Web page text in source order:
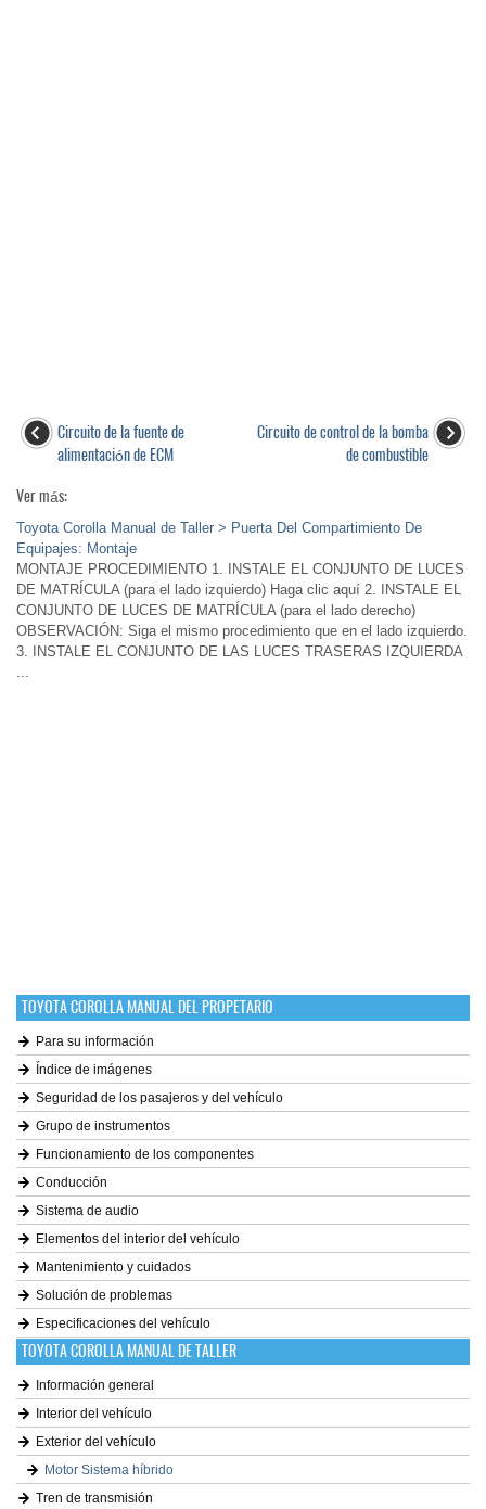
Circuito de la fuente de
alimentación de ECM
Circuito de control de la bomba
de combustible
Ver más:
Toyota Corolla Manual de Taller > Puerta Del Compartimiento De
Equipajes: Montaje
MONTAJE PROCEDIMIENTO 1. INSTALE EL CONJUNTO DE LUCES
DE MATRÍCULA (para el lado izquierdo) Haga clic aquí 2. INSTALE EL
CONJUNTO DE LUCES DE MATRÍCULA (para el lado derecho)
OBSERVACIÓN: Siga el mismo procedimiento que en el lado izquierdo.
3. INSTALE EL CONJUNTO DE LAS LUCES TRASERAS IZQUIERDA
...
TOYOTA COROLLA MANUAL DEL PROPETARIO
Para su información
Índice de imágenes
Seguridad de los pasajeros y del vehículo
Grupo de instrumentos
Funcionamiento de los componentes
Conducción
Sistema de audio
Elementos del interior del vehículo
Mantenimiento y cuidados
Solución de problemas
Especificaciones del vehículo
TOYOTA COROLLA MANUAL DE TALLER
Información general
Interior del vehículo
Exterior del vehículo
Motor Sistema híbrido
Tren de transmisión